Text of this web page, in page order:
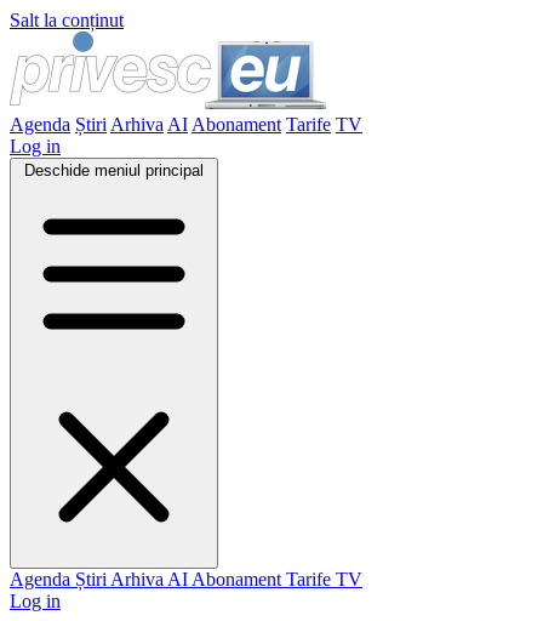
Salt la conținut
Agenda Știri Arhiva AI Abonament Tarife TV
Log in
Deschide meniul principal
Agenda Știri Arhiva AI Abonament Tarife TV
Log in